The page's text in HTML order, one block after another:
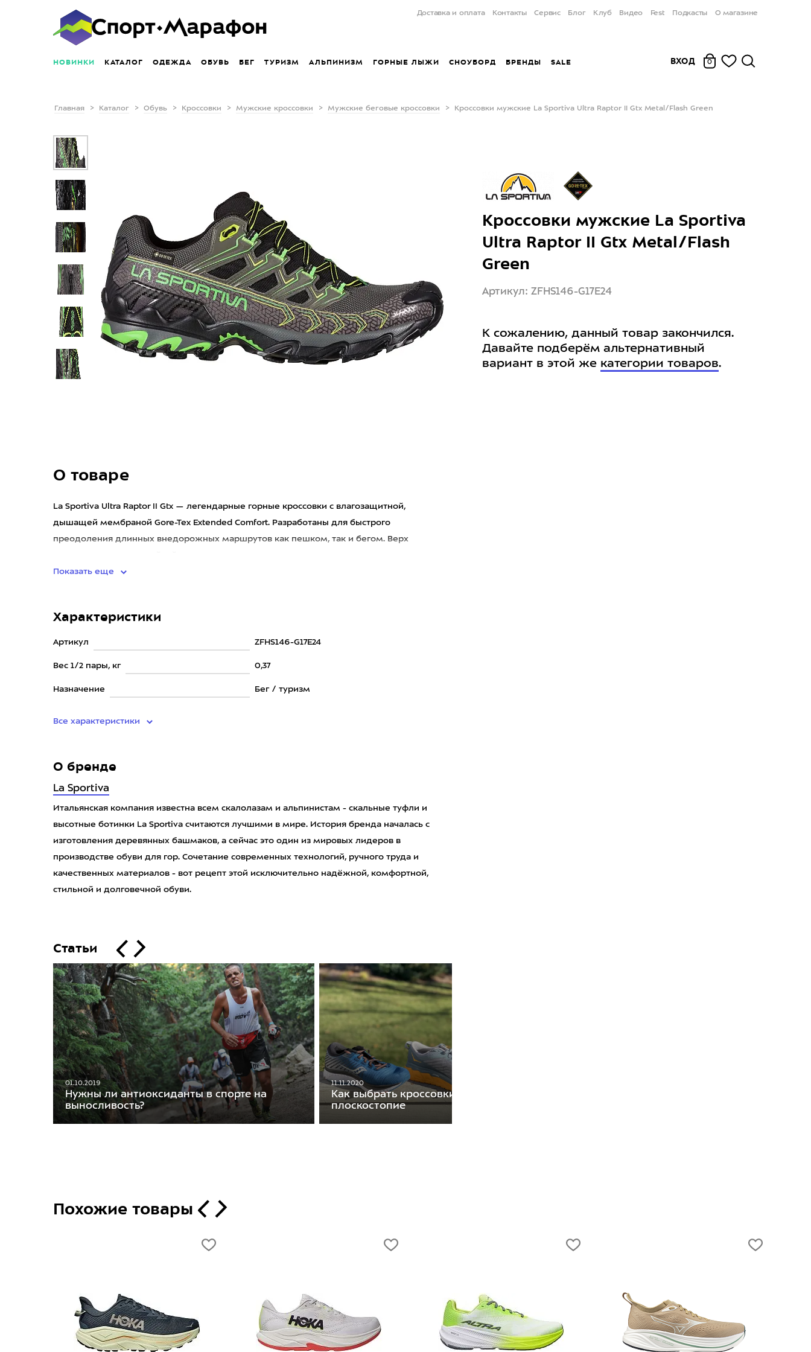
Доставка и оплата Контакты Сервис Блог Клуб Видео Fest Подкасты О магазине
НОВИНКИ КАТАЛОГ ОДЕЖДА ОБУВЬ БЕГ ТУРИЗМ АЛЬПИНИЗМ ГОРНЫЕ ЛЫЖИ СНОУБОРД БРЕНДЫ SALE ВХОД 0
Главная Каталог Обувь Кроссовки Мужские кроссовки Мужские беговые кроссовки Кроссовки мужские La Sportiva Ultra Raptor II Gtx Metal/Flash Green
О товаре
La Sportiva Ultra Raptor II Gtx — легендарные горные кроссовки с влагозащитной,
дышащей мембраной Gore-Tex Extended Comfort. Разработаны для быстрого
преодоления длинных внедорожных маршрутов как пешком, так и бегом. Верх
Показать еще
Характеристики
Артикул ZFHS146-G17E24
Вес 1/2 пары, кг 0,37
Назначение Бег / туризм
Все характеристики
О бренде
La Sportiva
Итальянская компания известна всем скалолазам и альпинистам - скальные туфли и
высотные ботинки La Sportiva считаются лучшими в мире. История бренда началась с
изготовления деревянных башмаков, а сейчас это один из мировых лидеров в
производстве обуви для гор. Сочетание современных технологий, ручного труда и
качественных материалов - вот рецепт этой исключительно надёжной, комфортной,
стильной и долговечной обуви.
Статьи
01.10.2019
Нужны ли антиоксиданты в спорте на
выносливость?
11.11.2020
Как выбрать кроссовки, если у вас
плоскостопие
Кроссовки мужские La Sportiva
Ultra Raptor II Gtx Metal/Flash
Green
Артикул: ZFHS146-G17E24
К сожалению, данный товар закончился.
Давайте подберём альтернативный
вариант в этой же категории товаров.
Похожие товары